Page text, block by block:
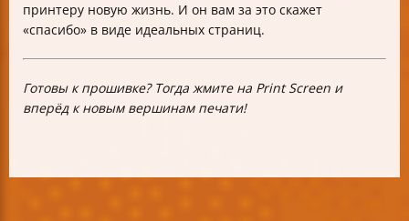
принтеру новую жизнь. И он вам за это скажет
«спасибо» в виде идеальных страниц.
Готовы к прошивке? Тогда жмите на Print Screen и
вперёд к новым вершинам печати!